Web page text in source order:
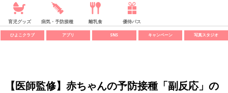
育児グッズ 病気・予防接種 離乳食 優待パス
ひよこクラブ アプリ SNS キャンペーン 写真スタジオ
【医師監修】赤ちゃんの予防接種「副反応」の